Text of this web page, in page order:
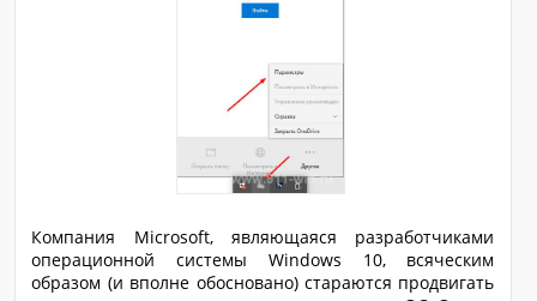
Компания Microsoft, являющаяся разработчиками
операционной системы Windows 10, всяческим
образом (и вполне обосновано) стараются продвигать